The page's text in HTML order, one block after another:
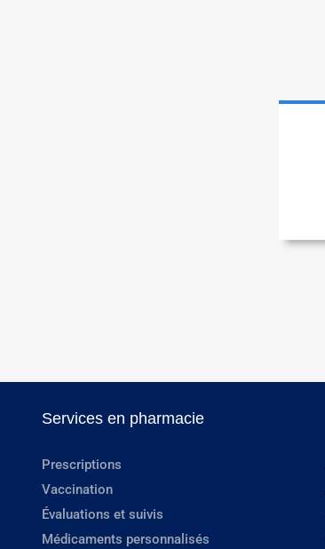
Services en pharmacie
Prescriptions
Vaccination
Évaluations et suivis
Médicaments personnalisés